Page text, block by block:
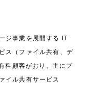
ジ事業を展開する IT
ス（ファイル共有、デ
料顧客がおり、主にプ
イル共有サービス